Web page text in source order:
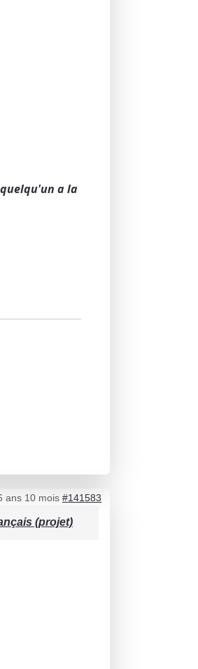
a la
ans 10 mois #141583
(projet)